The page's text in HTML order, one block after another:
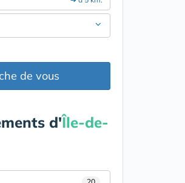
de vous
d'Île-de-